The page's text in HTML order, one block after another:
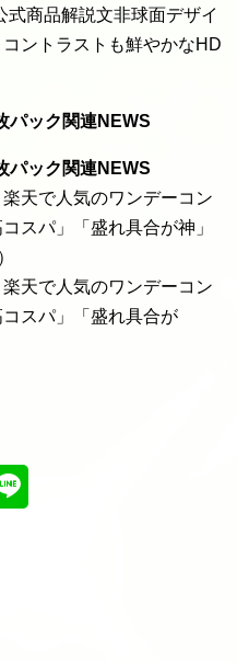
商品解説文非球面デザイ
ントラストも鮮やかなHD
パック関連NEWS
パック関連NEWS
天で人気のワンデーコン
スパ」「盛れ具合が神」
天で人気のワンデーコン
スパ」「盛れ具合が